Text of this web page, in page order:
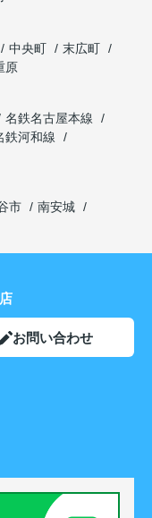
中央町
末広町
原
名鉄名古屋本線
鉄河和線
市
南安城
お問い合わせ